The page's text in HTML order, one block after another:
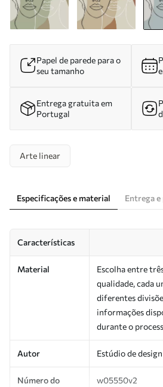
Papel de parede para o
seu tamanho
Entrega gratuita em
Portugal
Arte linear
Especificações e material Entrega
Características
Material
Escolha entre
qualidade, cada
diferentes
informações
durante o
Autor Estúdio de
Número do
w05550v2